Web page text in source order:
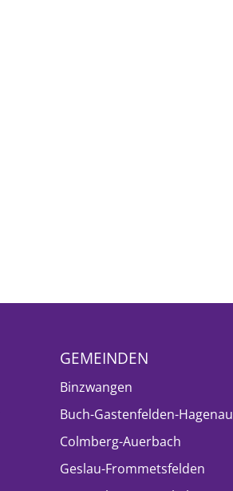
GEMEINDEN
Binzwangen
Buch-Gastenfelden-Hagenau
Colmberg-Auerbach
Geslau-Frommetsfelden